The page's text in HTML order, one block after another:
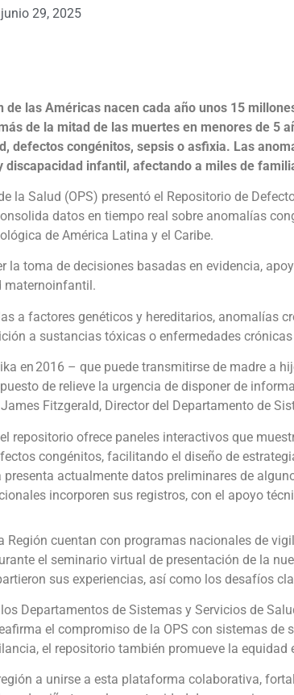
junio 29, 2025
de las Américas nacen cada año unos 15
de la mitad de las muertes en menores de 5
defectos congénitos, sepsis o asfixia. Las
discapacidad infantil, afectando a miles de
la Salud (OPS) presentó el Repositorio de
datos en tiempo real sobre anomalías
de América Latina y el Caribe.
la toma de decisiones basadas en evidencia,
maternoinfantil.
a factores genéticos y hereditarios, anomalías
a sustancias tóxicas o enfermedades
en 2016 – que puede transmitirse de madre a
de relieve la urgencia de disponer de
Fitzgerald, Director del Departamento de
repositorio ofrece paneles interactivos que
congénitos, facilitando el diseño de
actualmente datos preliminares de
incorporen sus registros, con el apoyo
Región cuentan con programas nacionales de
el seminario virtual de presentación de la
sus experiencias, así como los desafíos
Departamentos de Sistemas y Servicios de
el compromiso de la OPS con sistemas de
el repositorio también promueve la equidad
a unirse a esta plataforma colaborativa,